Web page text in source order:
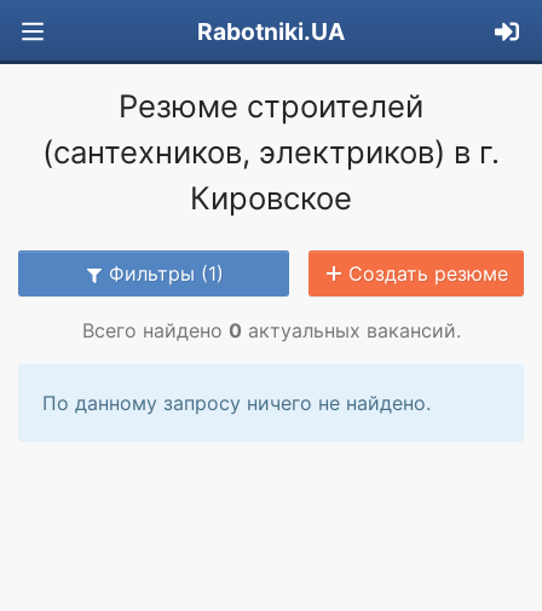
Rabotniki.UA
Резюме строителей
(сантехников, электриков) в г.
Кировское
Фильтры (1) Создать резюме
Всего найдено 0 актуальных вакансий.
По данному запросу ничего не найдено.